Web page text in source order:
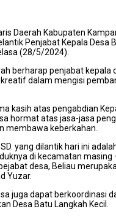
Daerah Kabupaten
Penjabat Kepala Desa
(28/5/2024).
berharap penjabat
dalam mengisi
kasih atas pengabdian
hormat atas jasa-jasa
membawa keberkahan.
yang dilantik hari ini
di kecamatan masing
desa, Beliau
Yuzar.
juga dapat berkoordinasi
Desa Batu Langkah Kecil.